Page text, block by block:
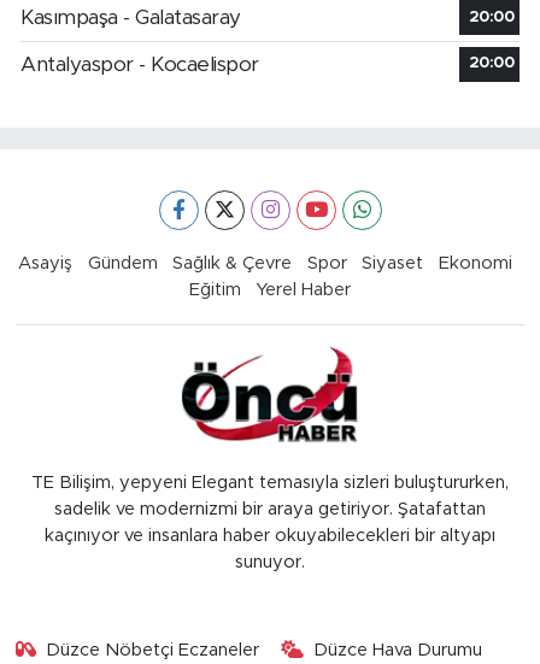
Kasımpaşa - Galatasaray 20:00
Antalyaspor - Kocaelispor 20:00
Asayiş Gündem Sağlık & Çevre Spor Siyaset
Ekonomi
Eğitim
Yerel Haber
TE Bilişim, yepyeni Elegant temasıyla sizleri buluştururken,
sadelik ve modernizmi bir araya getiriyor. Şatafattan
kaçınıyor ve insanlara haber okuyabilecekleri bir altyapı
sunuyor.
Düzce Nöbetçi Eczaneler Düzce Hava Durumu